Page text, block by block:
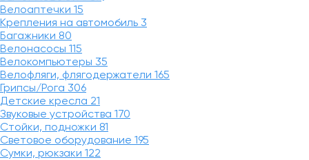
Велоаптечки 15
Крепления на автомобиль 3
Багажники 80
Велонасосы 115
Велокомпьютеры 35
Велофляги, флягодержатели 165
Грипсы/Рога 306
Детские кресла 21
Звуковые устройства 170
Стойки, подножки 81
Световое оборудование 195
Сумки, рюкзаки 122